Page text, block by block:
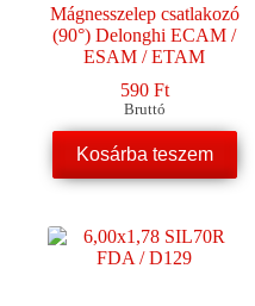
Mágnesszelep csatlakozó
(90°) Delonghi ECAM /
ESAM / ETAM
590 Ft
Bruttó
Kosárba teszem